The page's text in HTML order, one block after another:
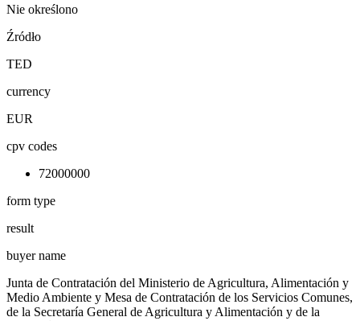
Nie określono
Źródło
TED
currency
EUR
cpv codes
72000000
form type
result
buyer name
Junta de Contratación del Ministerio de Agricultura, Alimentación y
Medio Ambiente y Mesa de Contratación de los Servicios Comunes,
de la Secretaría General de Agricultura y Alimentación y de la